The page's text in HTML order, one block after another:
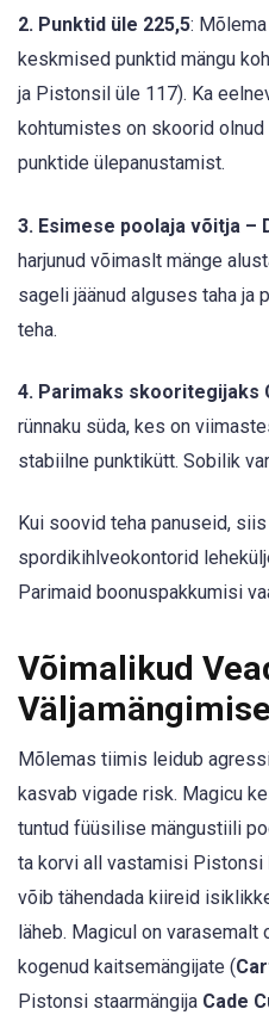
2. Punktid üle 225,5:
keskmised punktid mängu
ja Pistonsil üle 117). Ka
kohtumistes on skoorid
punktide ülepanustamist.
3. Esimese poolaja võitja –
harjunud võimaslt mänge
sageli jäänud alguses taha ja
teha.
4. Parimaks skooritegijaks
rünnaku süda, kes on
stabiilne punktikütt. Sobilik
Kui soovid teha panuseid,
spordikihlveokontorid
Parimaid boonuspakkumisi
Võimalikud
Mõlemas tiimis leidub
kasvab vigade risk. Magicu
tuntud füüsilise mängustiili
ta korvi all vastamisi Pistonsi
võib tähendada kiireid
läheb. Magicul on varasemalt
kogenud kaitsemängijate (
Pistonsi staarmängija Cade